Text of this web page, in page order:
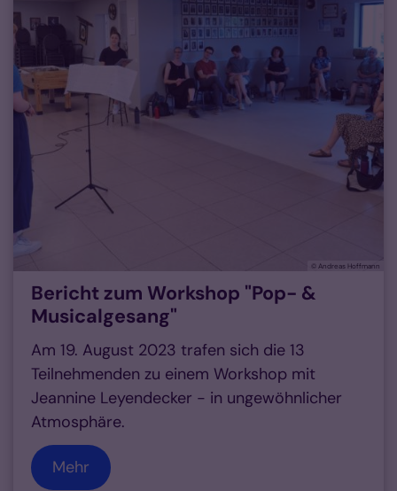
© Andreas Hoffmann
Bericht zum Workshop "Pop- &
Musicalgesang"
Am 19. August 2023 trafen sich die 13
Teilnehmenden zu einem Workshop mit
Jeannine Leyendecker - in ungewöhnlicher
Atmosphäre.
Mehr